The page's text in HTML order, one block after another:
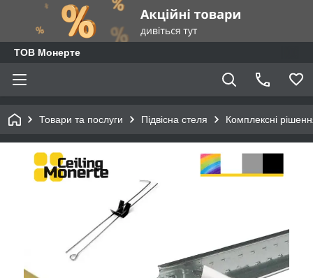
ТОВ Монерте
Товари та послуги Підвісна стеля Комплексні